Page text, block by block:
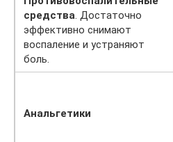
средства. Достаточно
эффективно снимают
воспаление и устраняют
боль.
Анальгетики